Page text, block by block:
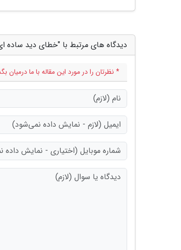
دیدگاه های مرتبط با "خطای دید
* نظرتان را در مورد این مقاله با ما درمیان